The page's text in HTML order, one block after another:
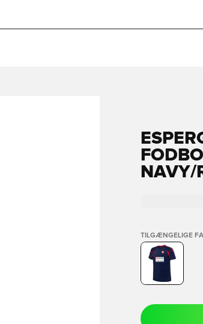
NAVY/
TILGÆNGELIGE